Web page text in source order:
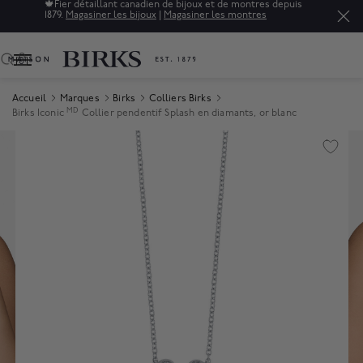
🍁 Fier détaillant canadien de bijoux et de montres depuis
1879. Magasiner les bijoux Magasiner les montres
0
Accueil Marques Birks
Colliers Birks
Birks Iconic MD Collier pendentif Splash en diamants, or blanc
Product Images